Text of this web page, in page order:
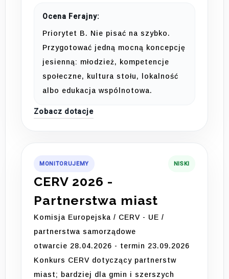
Ocena Ferajny:
Priorytet B. Nie pisać na szybko.
Przygotować jedną mocną koncepcję
jesienną: młodzież, kompetencje
społeczne, kultura stołu, lokalność
albo edukacja wspólnotowa.
Zobacz dotacje
MONITORUJEMY NISKI
CERV 2026 -
Partnerstwa miast
Komisja Europejska / CERV - UE /
partnerstwa samorządowe
otwarcie 28.04.2026 - termin 23.09.2026
Konkurs CERV dotyczący partnerstw
miast; bardziej dla gmin i szerszych